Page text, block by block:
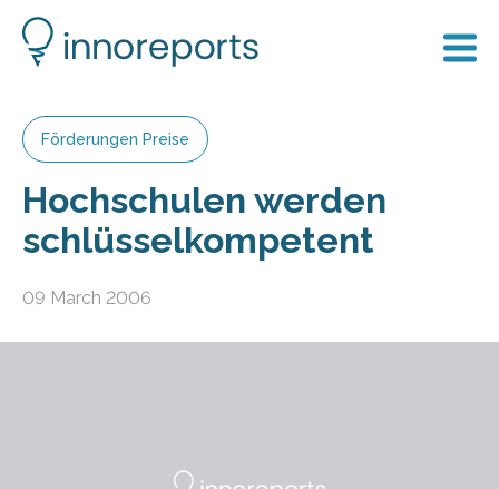
Förderungen Preise
Hochschulen werden
schlüsselkompetent
09 March 2006